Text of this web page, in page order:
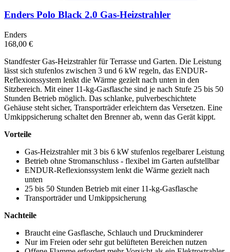
Enders Polo Black 2.0 Gas-Heizstrahler
Enders
168,00 €
Standfester Gas-Heizstrahler für Terrasse und Garten. Die Leistung
lässt sich stufenlos zwischen 3 und 6 kW regeln, das ENDUR-
Reflexionssystem lenkt die Wärme gezielt nach unten in den
Sitzbereich. Mit einer 11-kg-Gasflasche sind je nach Stufe 25 bis 50
Stunden Betrieb möglich. Das schlanke, pulverbeschichtete
Gehäuse steht sicher, Transporträder erleichtern das Versetzen. Eine
Umkippsicherung schaltet den Brenner ab, wenn das Gerät kippt.
Vorteile
Gas-Heizstrahler mit 3 bis 6 kW stufenlos regelbarer Leistung
Betrieb ohne Stromanschluss - flexibel im Garten aufstellbar
ENDUR-Reflexionssystem lenkt die Wärme gezielt nach
unten
25 bis 50 Stunden Betrieb mit einer 11-kg-Gasflasche
Transporträder und Umkippsicherung
Nachteile
Braucht eine Gasflasche, Schlauch und Druckminderer
Nur im Freien oder sehr gut belüfteten Bereichen nutzen